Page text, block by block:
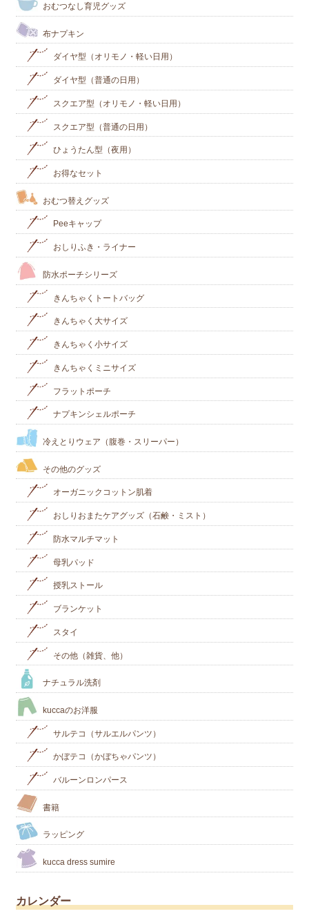
おむつなし育児グッズ
布ナプキン
ダイヤ型（オリモノ・軽い日用）
ダイヤ型（普通の日用）
スクエア型（オリモノ・軽い日用）
スクエア型（普通の日用）
ひょうたん型（夜用）
お得なセット
おむつ替えグッズ
Peeキャップ
おしりふき・ライナー
防水ポーチシリーズ
きんちゃくトートバッグ
きんちゃく大サイズ
きんちゃく小サイズ
きんちゃくミニサイズ
フラットポーチ
ナプキンシェルポーチ
冷えとりウェア（腹巻・スリーパー）
その他のグッズ
オーガニックコットン肌着
おしりおまたケアグッズ（石鹸・ミスト）
防水マルチマット
母乳パッド
授乳ストール
ブランケット
スタイ
その他（雑貨、他）
ナチュラル洗剤
kuccaのお洋服
サルテコ（サルエルパンツ）
かぼテコ（かぼちゃパンツ）
バルーンロンパース
書籍
ラッピング
kucca dress sumire
カレンダー